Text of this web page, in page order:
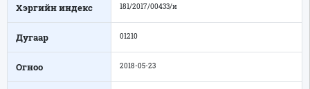
Хэргийн индекс 181/2017/00433/и
Дугаар 01210
Огноо 2018-05-23